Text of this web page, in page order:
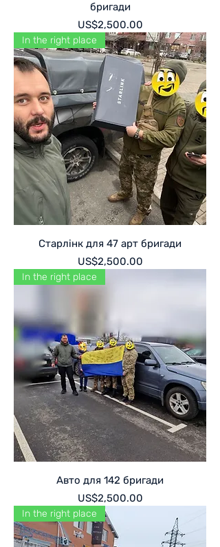
бригади
Price
US$2,500.00
In the right place
Старлінк для 47 арт бригади
Price
US$2,500.00
In the right place
Авто для 142 бригади
Price
US$2,500.00
In the right place